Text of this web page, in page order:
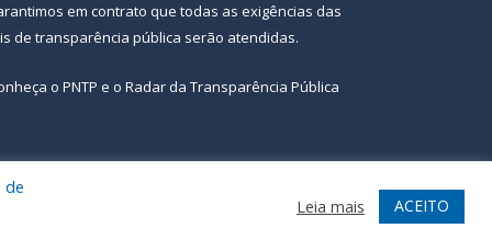
em contrato que todas as exigências das
de transparência pública serão atendidas.
o PNTP e o Radar da Transparência Pública
Acessar Webmail
de
Leia mais ACEITO